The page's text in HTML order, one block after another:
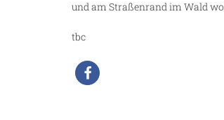
und am Straßenrand im Wald
tbc